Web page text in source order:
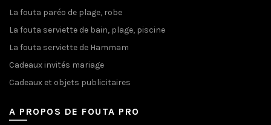
La fouta paréo de plage, robe
La fouta serviette de bain, plage, piscine
La fouta serviette de Hammam
Cadeaux invités mariage
Cadeaux et objets publicitaires
A PROPOS DE FOUTA PRO